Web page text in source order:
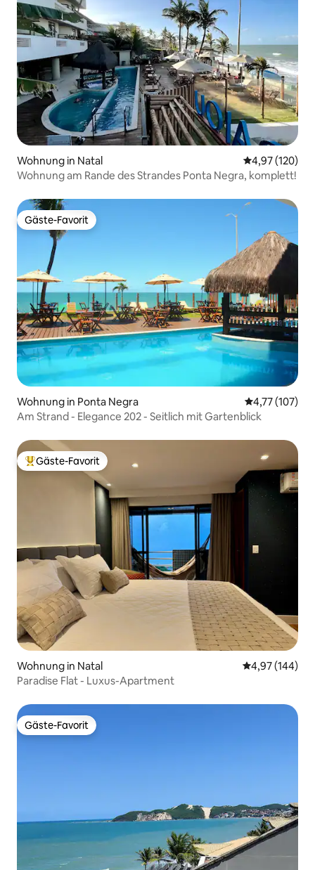
Wohnung in Natal
4,97 (120)
Wohnung am Rande des Strandes Ponta Negra, komplett!
Gäste-Favorit
Gäste-Favorit
Wohnung in Ponta Negra
4,77 (107)
Am Strand - Elegance 202 - Seitlich mit Gartenblick
Beliebter Gäste-Favorit.
Gäste-Favorit
Wohnung in Natal
4,97 (144)
Paradise Flat - Luxus-Apartment
Gäste-Favorit
Gäste-Favorit